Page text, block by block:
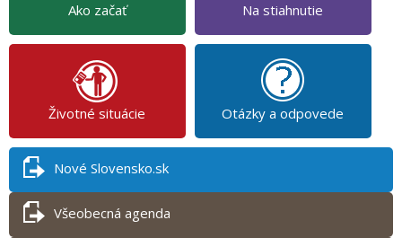
Ako začať Na stiahnutie
Životné situácie Otázky a odpovede
Nové Slovensko.sk
Všeobecná agenda